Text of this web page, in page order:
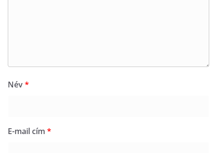
Név*
E-mail cím *